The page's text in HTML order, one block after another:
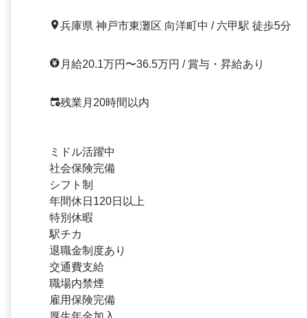
兵庫県 神戸市東灘区 向洋町中 / 六甲駅 徒歩5分
月給20.1万円〜36.5万円 / 賞与・昇給あり
残業月20時間以内
ミドル活躍中
社会保険完備
シフト制
年間休日120日以上
特別休暇
駅チカ
退職金制度あり
交通費支給
職場内禁煙
雇用保険完備